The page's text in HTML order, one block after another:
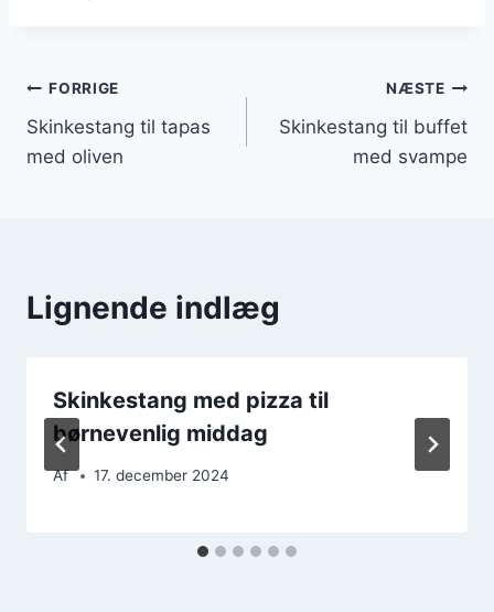
Indlægsnavigation
FORRIGE
Skinkestang til tapas
med oliven
NÆSTE
Skinkestang til buffet
med svampe
Lignende indlæg
Skinkestang med pizza til
børnevenlig middag
Af 17. december 2024